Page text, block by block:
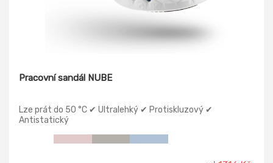
Pracovní sandál NUBE
Lze prát do 50 °C ✔ Ultralehký ✔ Protiskluzový ✔
Antistatický